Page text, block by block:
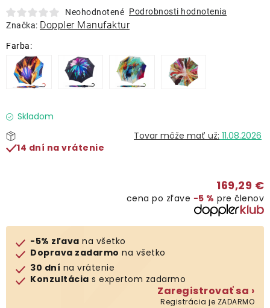
Dáždniky
Gastro produkty
Kolekcia
Klub výhod
O nás
Neohodnotené Podrobnosti hodnotenia
Značka: Doppler Manufaktur
Skladom
11.08.2026
14 dní na vrátenie
169,29 €
cena po zľave −5 % pre členov
-5% zľava na všetko
Doprava zadarmo na všetko
30 dní na vrátenie
Konzultácia s expertom zadarmo
Zaregistrovať sa ›
Registrácia je ZADARMO